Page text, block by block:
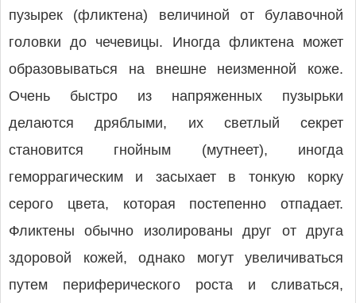
пузырек (фликтена) величиной от булавочной
головки до чечевицы. Иногда фликтена может
образовываться на внешне неизменной коже.
Очень быстро из напряженных пузырьки
делаются дряблыми, их светлый секрет
становится гнойным (мутнеет), иногда
геморрагическим и засыхает в тонкую корку
серого цвета, которая постепенно отпадает.
Фликтены обычно изолированы друг от друга
здоровой кожей, однако могут увеличиваться
путем периферического роста и сливаться,